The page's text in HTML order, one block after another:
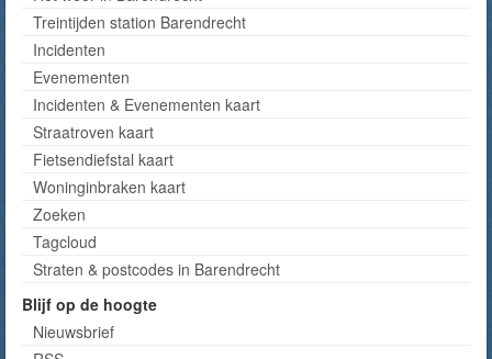
Treintijden station Barendrecht
Incidenten
Evenementen
Incidenten & Evenementen kaart
Straatroven kaart
Fietsendiefstal kaart
Woninginbraken kaart
Zoeken
Tagcloud
Straten & postcodes in Barendrecht
Blijf op de hoogte
Nieuwsbrief